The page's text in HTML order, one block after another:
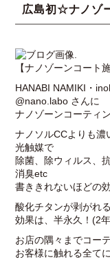
広島初☆ナノゾ
【ナノゾーンコート
HANABI NAMIKI・
@nano.labo さんに
ナノゾーンコーティ
ナノソルCCよりも濃
光触媒で
除菌、除ウィルス、
消臭etc
書ききれないほどの
酸化チタンが剥がれ
効果は、半永久！(2
お店の隅々までコー
お客様に触れる全て